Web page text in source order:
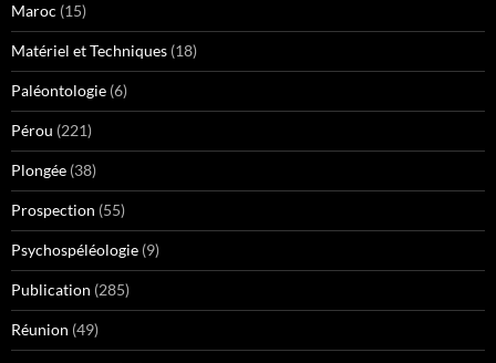
Maroc (15)
Matériel et Techniques (18)
Paléontologie (6)
Pérou (221)
Plongée (38)
Prospection (55)
Psychospéléologie (9)
Publication (285)
Réunion (49)